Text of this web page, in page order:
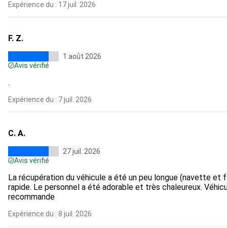
Expérience du : 17 juil. 2026
F. Z.
1 août 2026
Avis vérifié
.
Expérience du : 7 juil. 2026
C. A.
27 juil. 2026
Avis vérifié
La récupération du véhicule a été un peu longue (navette
rapide. Le personnel a été adorable et très chaleureux.
recommande
Expérience du : 8 juil. 2026